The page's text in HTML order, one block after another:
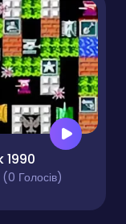
1990
Голосів)